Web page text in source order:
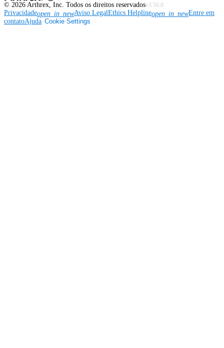
© 2026 Arthrex, Inc. Todos os direitos reservadosv3.56.0
Privacidadeopen_in_newAviso LegalEthics Helplineopen_in_newEntre em
contatoAjuda Cookie Settings